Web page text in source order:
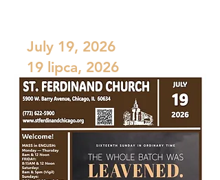
July 19, 2026
19 lipca, 2026